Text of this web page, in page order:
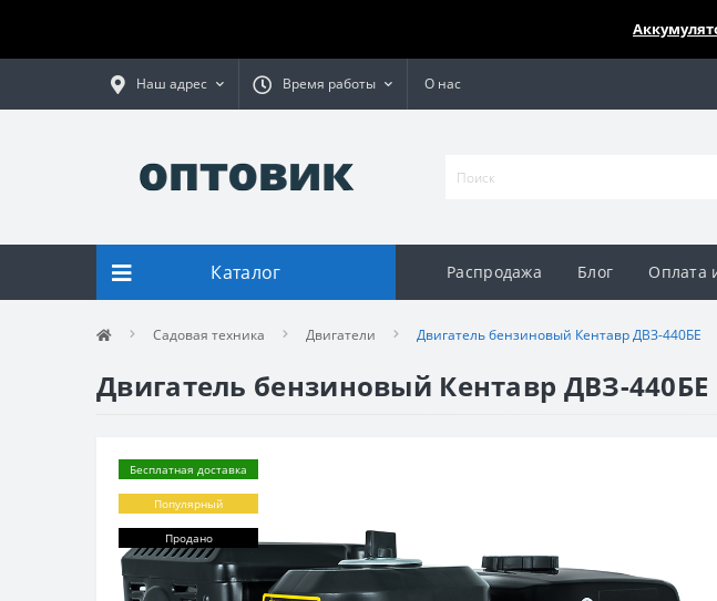
Наш адрес Время работы О нас
Каталог Распродажа Блог Оплата
Садовая техника Двигатели Двигатель бензиновый Кентавр ДВЗ-440БЕ
Двигатель бензиновый Кентавр ДВЗ-440БЕ
Бесплатная доставка
Популярный
Продано